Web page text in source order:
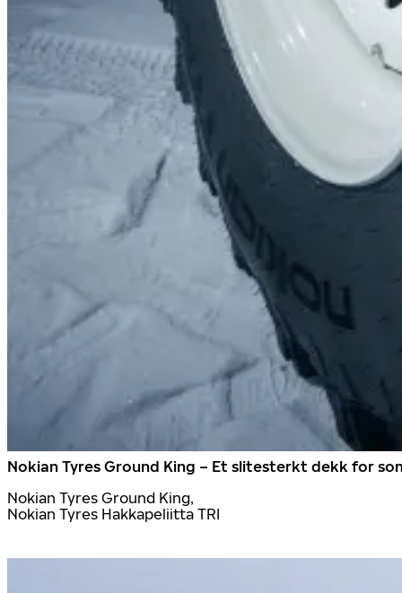
Nokian Tyres Ground King – Et slitesterkt dekk for
Nokian Tyres Ground King,
Nokian Tyres Hakkapeliitta TRI